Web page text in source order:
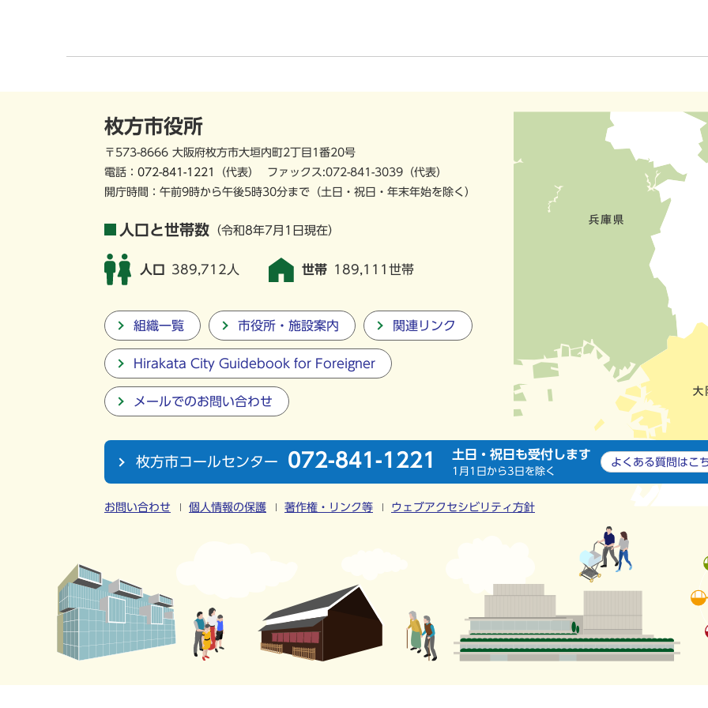
枚方市役所
〒573-8666 大阪府枚方市大垣内町2丁目1番20号
電話： 072-841-1221 （代表） ファックス:072-841-3039（代表）
開庁時間：午前9時から午後5時30分まで （土日・祝日・年末年始を除く）
人口と世帯数 （令和8年7月1日現在）
人口 389,712人 世帯 189,111世帯
組織一覧 市役所・施設案内 関連リンク
Hirakata City Guidebook for Foreigner
メールでのお問い合わせ
枚方市コールセンター 072-841-1221 土日・祝日も受付します
1月1日から3日を除く
よくある質問は こ
お問い合わせ 個人情報の保護 著作権・リンク等 ウェブアクセシビリティ方針